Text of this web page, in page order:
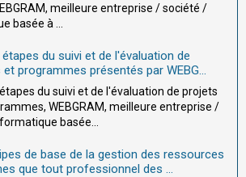
meilleure entreprise / société /
basée à ...
du suivi et de l'évaluation de
programmes présentés par WEBG...
du suivi et de l'évaluation de projets
WEBGRAM, meilleure entreprise /
basée...
de base de la gestion des ressources
que tout professionnel des ...